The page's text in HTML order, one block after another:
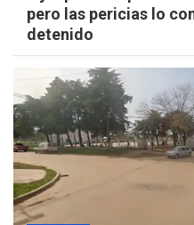
pero las pericias lo
detenido